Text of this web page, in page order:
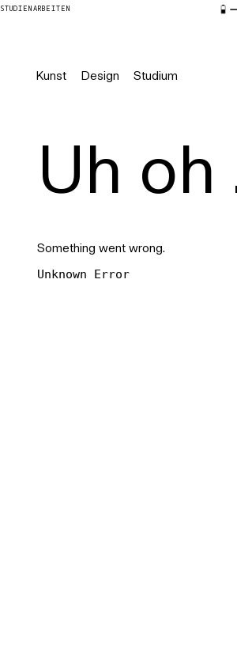
STUDIENARBEITEN
Kunst Design Studium
Uh oh
Something went wrong.
Unknown Error